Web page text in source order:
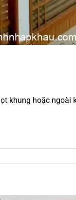
khung hoặc ngoài